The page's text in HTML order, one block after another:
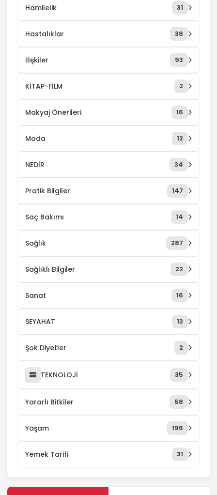
Hamilelik 31
Hastalıklar 38
İlişkiler 93
KİTAP-FİLM 2
Makyaj Önerileri 16
Moda 12
NEDİR 34
Pratik Bilgiler 147
Saç Bakımı 14
Sağlık 287
Sağlıklı Bilgiler 22
Sanat 16
SEYAHAT 13
Şok Diyetler 2
TEKNOLOJİ 35
Yararlı Bitkiler 58
Yaşam 196
Yemek Tarifi 31